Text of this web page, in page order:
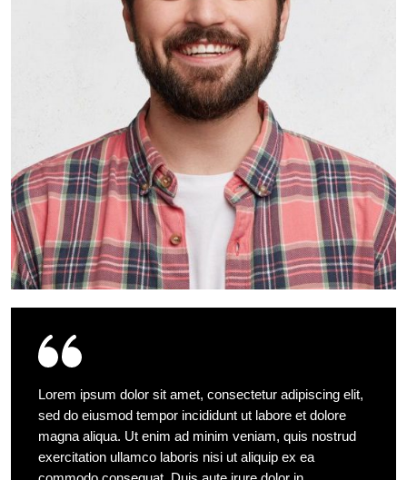
Lorem ipsum dolor sit amet, consectetur adipiscing elit,
sed do eiusmod tempor incididunt ut labore et dolore
magna aliqua. Ut enim ad minim veniam, quis nostrud
exercitation ullamco laboris nisi ut aliquip ex ea